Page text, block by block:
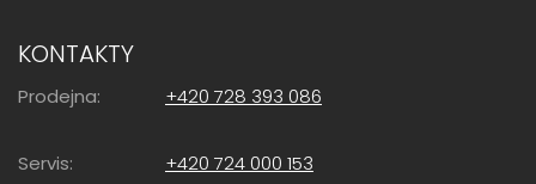
KONTAKTY
Prodejna: +420 728 393 086
Servis: +420 724 000 153